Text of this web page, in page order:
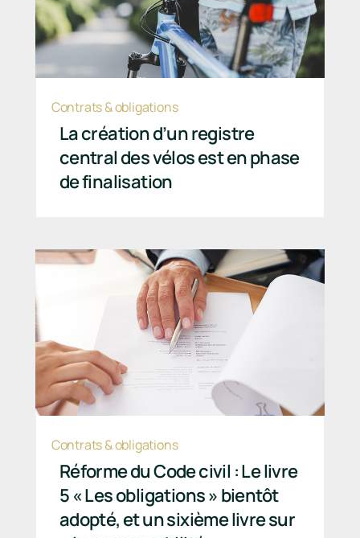
La création d’un registre
central des vélos est en phase
de finalisation
Contrats & obligations
Réforme du Code civil : Le livre
5 « Les obligations » bientôt
adopté, et un sixième livre sur
Contrats & obligations